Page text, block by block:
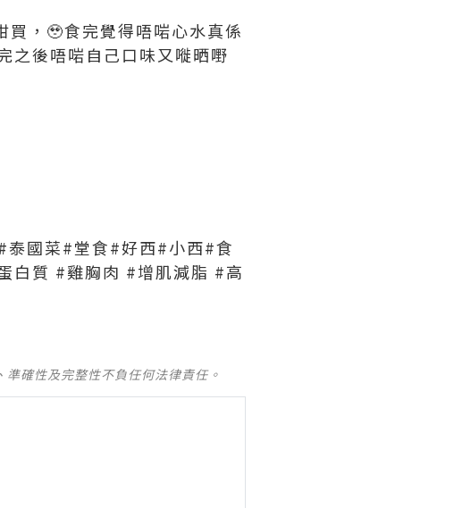
買，🥹食完覺得唔啱心水真係
之後唔啱自己口味又嘥晒嘢
國菜#堂食#好西#小西#食
質 #雞胸肉 #增肌減脂 #高
確性及完整性不負任何法律責任。